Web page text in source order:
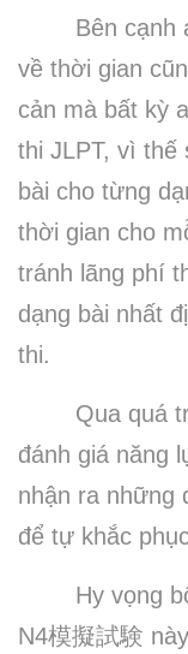
Bên cạnh
về thời gian
cản mà bất kỳ
thi JLPT, vì thế
bài cho từng
thời gian cho
tránh lãng phí
dạng bài nhất
thi.
Qua quá
đánh giá năng
nhận ra những
để tự khắc
Hy vọng
N4模擬試験